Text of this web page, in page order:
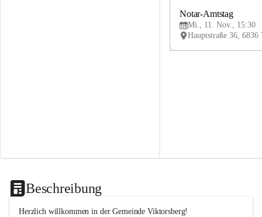
Notar-Amtstag
Mi., 11. Nov., 15:30
Beschreibung
Herzlich willkommen in der Gemeinde Viktorsberg!